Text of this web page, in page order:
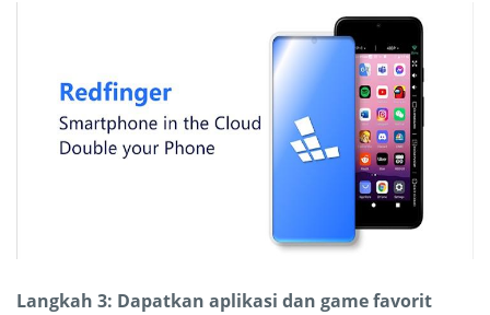
Langkah 3: Dapatkan aplikasi dan game favorit